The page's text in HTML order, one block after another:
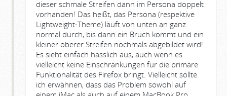
dieser schmale Streifen dann im Persona doppelt
vorhanden! Das heißt, das Persona (respektive
Lightweight-Theme) läuft von unten an ganz
normal durch, bis dann ein Bruch kommt und ein
kleiner oberer Streifen nochmals abgebildet wird!
Es sieht einfach hässlich aus, auch wenn es
vielleicht keine Einschränkungen für die primäre
Funktionalität des Firefox bringt. Vielleicht sollte
ich erwähnen, dass das Problem sowohl auf